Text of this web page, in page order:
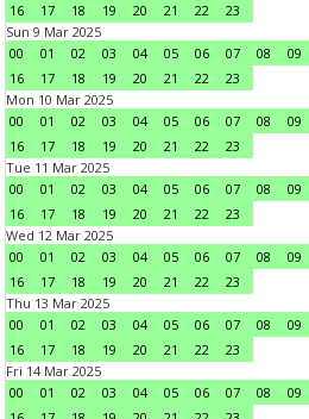
16
17 18 19 20 21 22
23
Sun 9 Mar 2025
00
01 02 03 04 05 06 07 08 09
16
17 18 19 20 21 22
23
Mon 10 Mar 2025
00
01 02 03 04 05 06 07 08 09
16
17 18 19 20 21 22
23
Tue 11 Mar 2025
00
01 02 03 04 05 06 07 08 09
16
17 18 19 20 21 22
23
Wed 12 Mar 2025
00
01 02 03 04 05 06 07 08 09
16
17 18 19 20 21 22
23
Thu 13 Mar 2025
00
01 02 03 04 05 06 07 08 09
16
17 18 19 20 21 22
23
Fri 14 Mar 2025
00
01 02 03 04 05 06 07 08 09